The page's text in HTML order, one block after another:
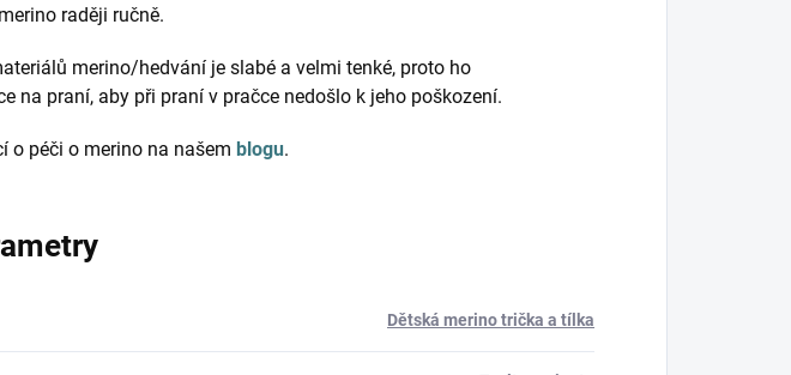
raději ručně.
merino/hedvání je slabé a velmi tenké, proto ho
na praní, aby při praní v pračce nedošlo k jeho poškození.
o péči o merino na našem blogu.
Dětská merino trička a tílka